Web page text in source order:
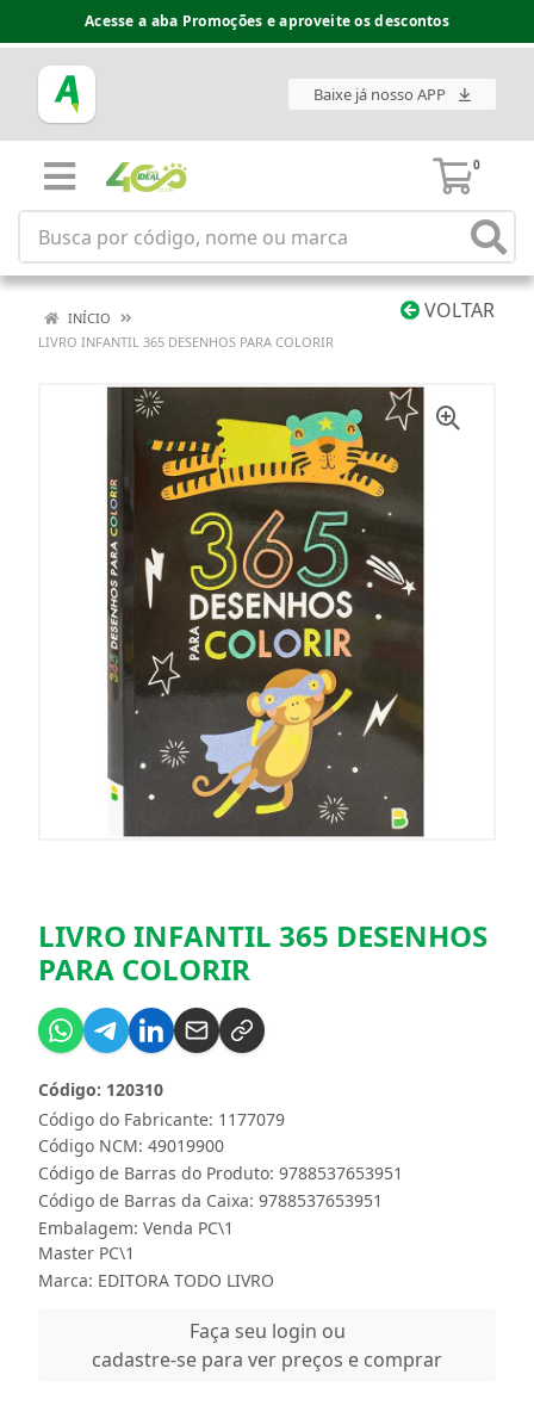
Acesse a aba Promoções e aproveite os descontos
Baixe já nosso APP
0
VOLTAR
INÍCIO
LIVRO INFANTIL 365 DESENHOS PARA COLORIR
LIVRO INFANTIL 365 DESENHOS
PARA COLORIR
Código do Fabricante: 1177079
Código: 120310
Código NCM: 49019900
Código de Barras do Produto: 9788537653951
Código de Barras da Caixa: 9788537653951
Embalagem: Venda PC\1
Master PC\1
Marca: EDITORA TODO LIVRO
Faça seu login ou
cadastre-se para ver preços e comprar